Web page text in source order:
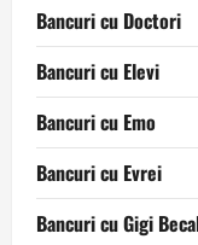
Bancuri cu Doctori
Bancuri cu Elevi
Bancuri cu Emo
Bancuri cu Evrei
Bancuri cu Gigi